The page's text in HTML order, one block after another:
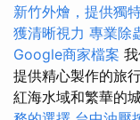
新竹外燴，提供獨
獲清晰視力 專業除
Google商家檔案
提供精心製作的旅
紅海水域和繁華的